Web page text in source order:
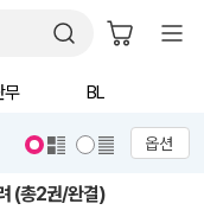
무 BL
옵션
(총2권/완결)